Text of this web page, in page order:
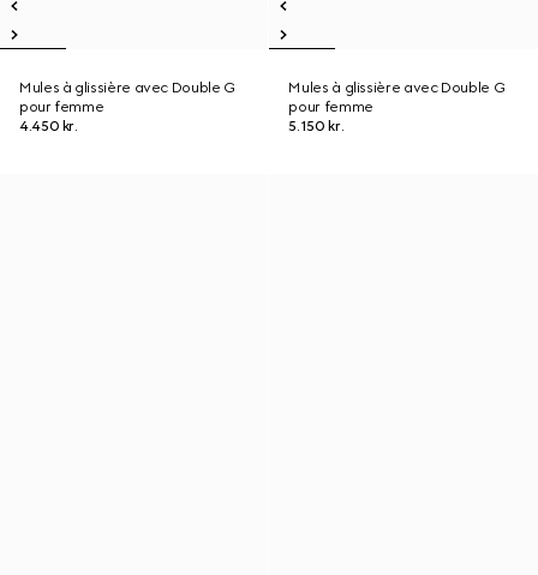
Mules à glissière avec Double G
pour femme
4.450 kr.
Mules à glissière avec Double G
pour femme
5.150 kr.